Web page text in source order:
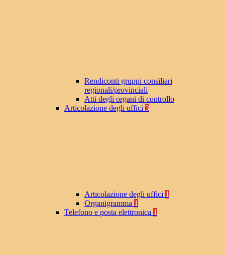
Rendiconti gruppi consiliari
regionali/provinciali
Atti degli organi di controllo
Articolazione degli uffici 3
Articolazione degli uffici 1
Organigramma 1
Telefono e posta elettronica 1